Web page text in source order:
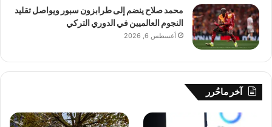
محمد صلاح ينضم إلى طرابزون سبور ويواصل تقليد
النجوم العالميين في الدوري التركي
أغسطس 6, 2026
آخر ماحُرر